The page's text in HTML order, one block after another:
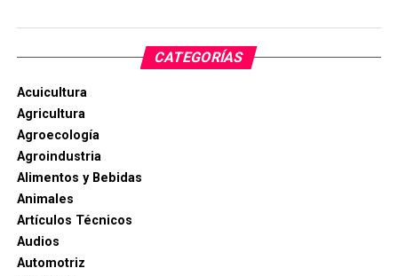
CATEGORÍAS
Acuicultura
Agricultura
Agroecología
Agroindustria
Alimentos y Bebidas
Animales
Artículos Técnicos
Audios
Automotriz